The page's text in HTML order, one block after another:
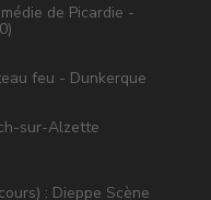
de Picardie -
feu - Dunkerque
sur-Alzette
: Dieppe Scène